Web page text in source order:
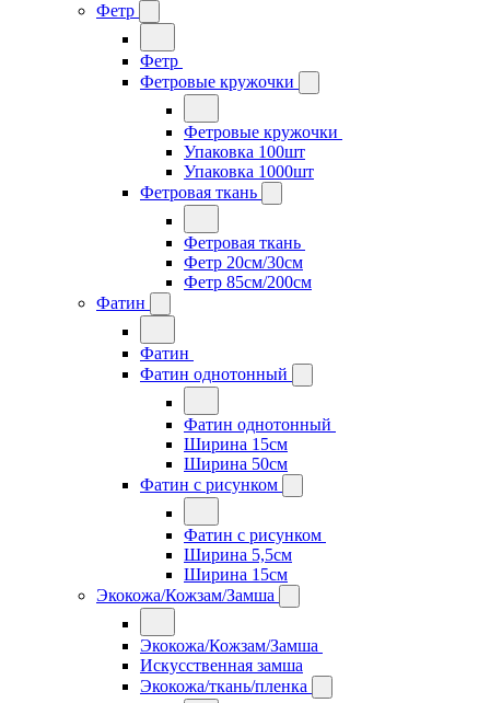
Фетр
Фетр
Фетровые кружочки
Фетровые кружочки
Упаковка 100шт
Упаковка 1000шт
Фетровая ткань
Фетровая ткань
Фетр 20см/30см
Фетр 85см/200см
Фатин
Фатин
Фатин однотонный
Фатин однотонный
Ширина 15см
Ширина 50см
Фатин с рисунком
Фатин с рисунком
Ширина 5,5см
Ширина 15см
Экокожа/Кожзам/Замша
Экокожа/Кожзам/Замша
Искусственная замша
Экокожа/ткань/пленка